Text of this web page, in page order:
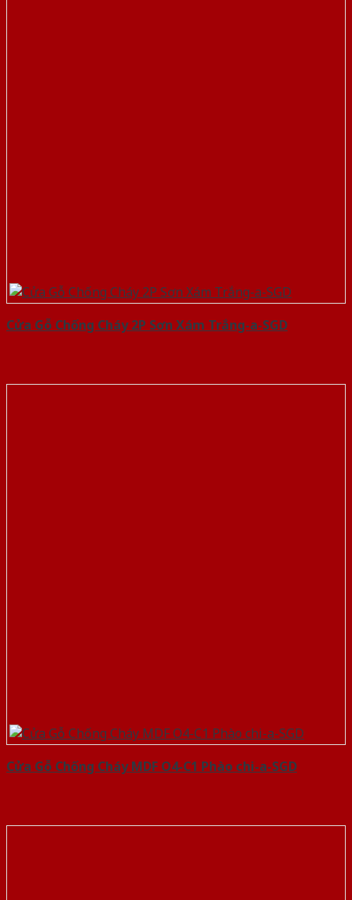
Cửa Gỗ Chống Cháy 2P Sơn Xám Trắng-a-SGD
Cửa Gỗ Chống Cháy MDF O4-C1 Phào chi-a-SGD